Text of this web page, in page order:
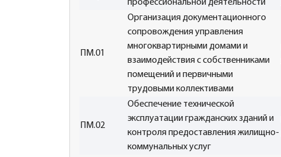
профессиональной деятельности
ПМ.01
Организация документационного
сопровождения управления
многоквартирными домами и
взаимодействия с собственниками
помещений и первичными
трудовыми коллективами
ПМ.02
Обеспечение технической
эксплуатации гражданских зданий и
контроля предоставления жилищно-
коммунальных услуг